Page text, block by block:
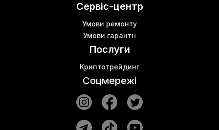
Сервіс-центр
Умови ремонту
Умови гарантії
Послуги
Криптотрейдинг
Соцмережі